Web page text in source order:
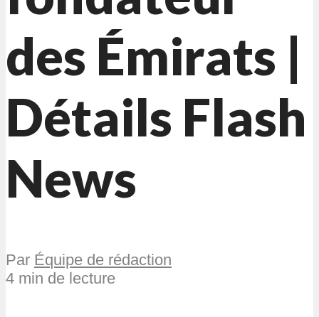
des Émirats |
Détails Flash
News
Par Équipe de rédaction
4 min de lecture